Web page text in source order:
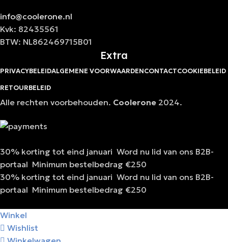
info@coolerone.nl
Kvk: 82435561
BTW: NL862469715B01
Extra
PRIVACYBELEIDALGEMENE VOORWAARDENCONTACTCOOKIEBELEID
RETOURBELEID
Alle rechten voorbehouden. Coolerone 2024.
30% korting tot eind januari Word nu lid van ons B2B-
portaal Minimum bestelbedrag €250
30% korting tot eind januari Word nu lid van ons B2B-
portaal Minimum bestelbedrag €250
Winkel
Wishlist